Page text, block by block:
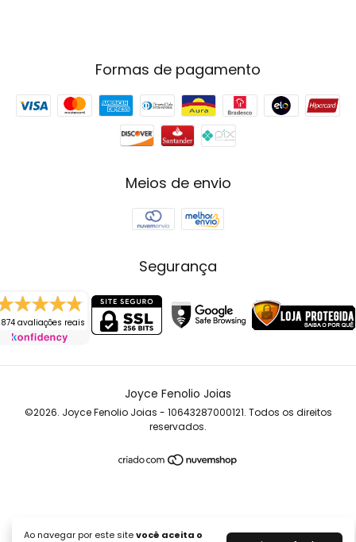
Ao navegar por este sitevocê aceita o
Formas de pagamento
Meios de envio
Segurança
avaliações reais
Joyce Fenolio Joias
©2026. Joyce Fenolio Joias - 10643287000121. Todos os direitos
reservados.